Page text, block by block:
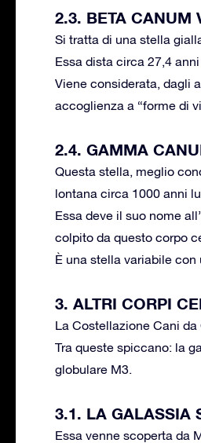
2.3. BETA CANUM
Si tratta di una stella
Essa dista circa 27,4
Viene considerata, dagli
accoglienza a “forme di
2.4. GAMMA
Questa stella, meglio
lontana circa 1000 anni
Essa deve il suo nome
colpito da questo corpo
È una stella variabile
3. ALTRI CORPI
La Costellazione Cani
Tra queste spiccano: la
globulare M3.
3.1. LA GALASSIA
Essa venne scoperta da